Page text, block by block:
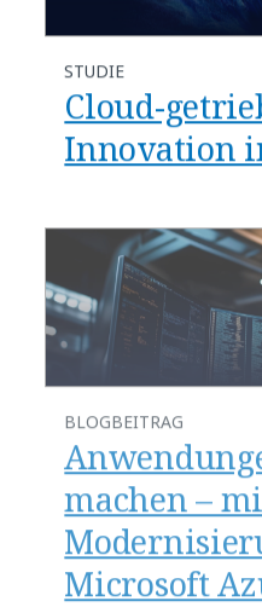
STUDIE
Cloud-
Innovation
BLOGBEITRAG
machen –
Microsoft